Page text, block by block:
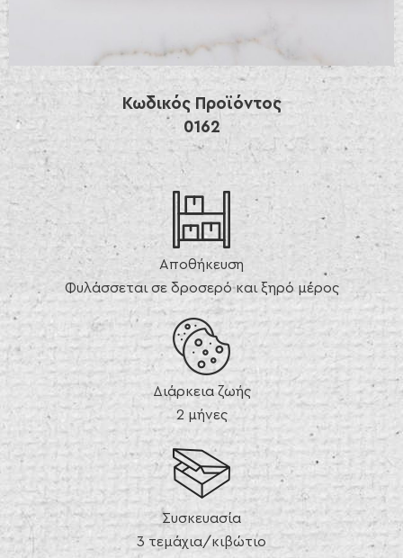
Κωδικός Προϊόντος
0162
Αποθήκευση
Φυλάσσεται σε δροσερό και ξηρό μέρος
Διάρκεια ζωής
2 μήνες
Συσκευασία
3 τεμάχια/κιβώτιο